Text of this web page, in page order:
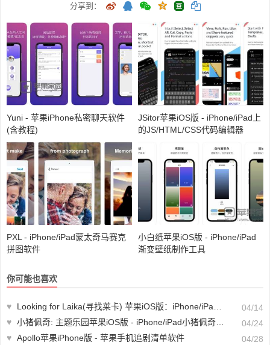
分享到：
Yuni - 苹果iPhone私密聊天软件
(含教程)
JSitor苹果iOS版 - iPhone/iPad上
的JS/HTML/CSS代码编辑器
PXL - iPhone/iPad蒙太奇马赛克
拼图软件
小白纸苹果iOS版 - iPhone/iPad
渐变壁纸制作工具
你可能也喜欢
♥ Looking for Laika(寻找莱卡) 苹果iOS版：iPhone/iPad拯救小狗莱卡休闲闯关游戏
04/14
♥ 小猪佩奇: 主题乐园苹果iOS版 - iPhone/iPad小猪佩奇主题教育游戏
04/24
♥ Apollo苹果iPhone版 - 苹果手机追剧清单软件
04/28